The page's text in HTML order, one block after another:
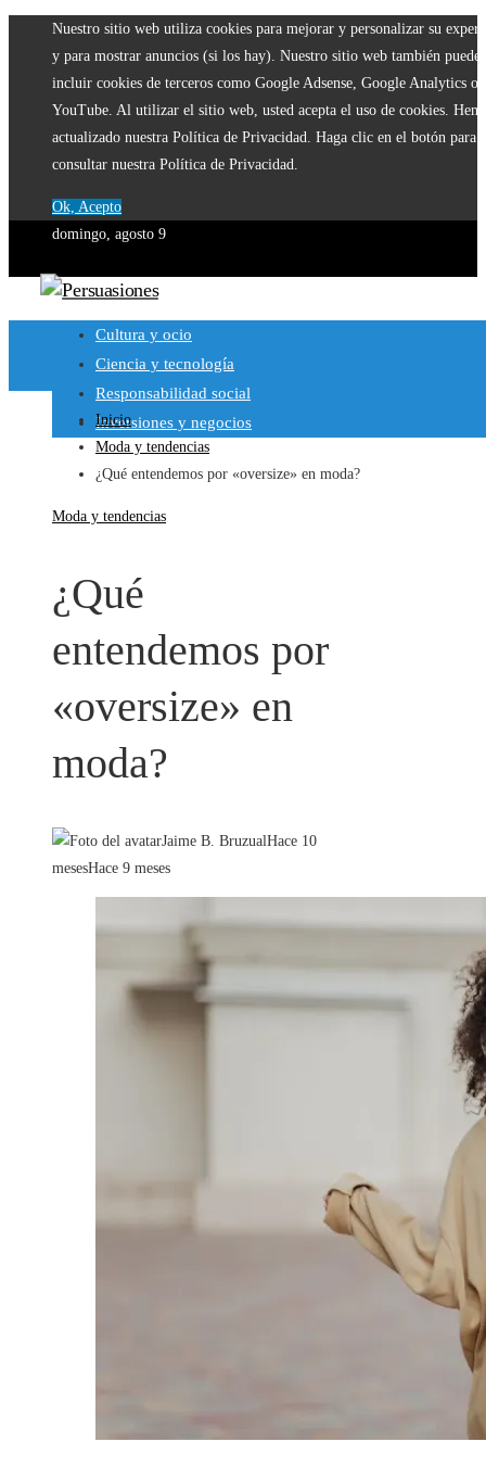
Nuestro sitio web utiliza cookies para mejorar y personalizar su
y para mostrar anuncios (si los hay). Nuestro sitio web también puede
incluir cookies de terceros como Google Adsense, Google Analytics o
YouTube. Al utilizar el sitio web, usted acepta el uso de cookies.
actualizado nuestra Política de Privacidad. Haga clic en el botón para
consultar nuestra Política de Privacidad.
Ok, Acepto
domingo, agosto 9
Cultura y ocio
Ciencia y tecnología
Responsabilidad social
Inversiones y negocios
Inicio
Moda y tendencias
¿Qué entendemos por «oversize» en moda?
Moda y tendencias
¿Qué
entendemos por
«oversize» en
moda?
Jaime B. BruzualHace 10
mesesHace 9 meses